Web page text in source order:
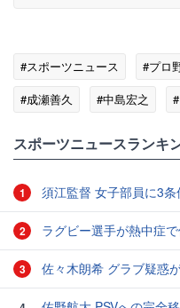
#スポーツニュース #プロ
#成瀬善久
#中島宏之
スポーツニュースランキ
1 須江監督 女子部員に3条
2 ラグビー選手が熱中症
3 佐々木朗希 グラブ疑惑